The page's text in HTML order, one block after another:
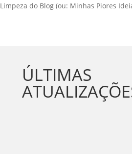
Limpeza do Blog (ou: Minhas Piores
ÚLTIMAS